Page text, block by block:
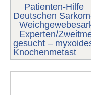
Patienten-Hilfe
Deutschen
Experten/
gesucht –
Knochenmetast